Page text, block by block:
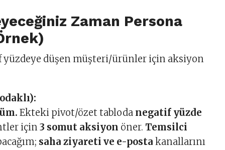
Zaman Persona
yüzdeye düşen müşteri/ürünler için aksiyon
Ekteki pivot/özet tabloda negatif yüzde
için3 somut aksiyon öner. Temsilci
saha ziyareti ve e-posta kanallarını